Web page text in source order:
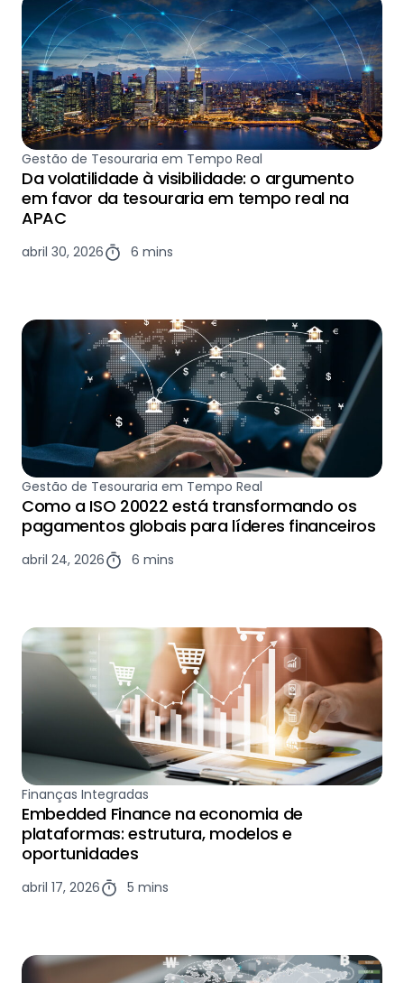
Gestão de Tesouraria em Tempo Real
Da volatilidade à visibilidade: o argumento
em favor da tesouraria em tempo real na
APAC
abril 30, 2026 6 mins
Gestão de Tesouraria em Tempo Real
Como a ISO 20022 está transformando os
pagamentos globais para líderes financeiros
abril 24, 2026 6 mins
Finanças Integradas
Embedded Finance na economia de
plataformas: estrutura, modelos e
oportunidades
abril 17, 2026 5 mins